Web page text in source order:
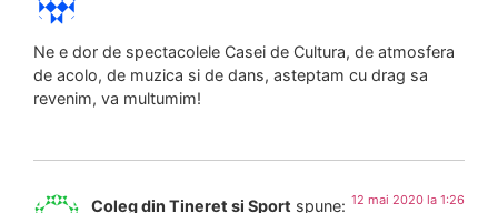
Ne e dor de spectacolele Casei de Cultura, de atmosfera
de acolo, de muzica si de dans, asteptam cu drag sa
revenim, va multumim!
Coleg din Tineret si Sport spune: 12 mai 2020 la 1:26